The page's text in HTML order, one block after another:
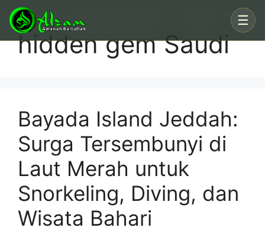
☰
Skip
contenthidden gem Saudi
Bayada Island Jeddah:
Surga Tersembunyi di
Laut Merah untuk
Snorkeling, Diving, dan
Wisata Bahari